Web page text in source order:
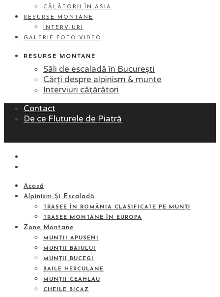
CĂLĂTORII ÎN ASIA
RESURSE MONTANE
INTERVIURI
GALERIE FOTO-VIDEO
RESURSE MONTANE
Săli de escaladă în București
Cărți despre alpinism & munte
Interviuri cățărători
Contact
De ce Fluturele de Piatră
Acasă
Alpinism Și Escaladă
TRASEE ÎN ROMÂNIA CLASIFICATE PE MUNȚI
TRASEE MONTANE ÎN EUROPA
Zone Montane
MUNTII APUSENI
MUNȚII BAIULUI
MUNȚII BUCEGI
BAILE HERCULANE
MUNȚII CEAHLAU
CHEILE BICAZ